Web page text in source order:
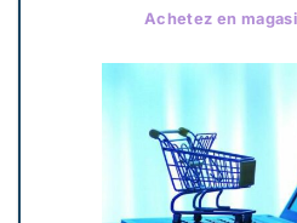
Achetez en